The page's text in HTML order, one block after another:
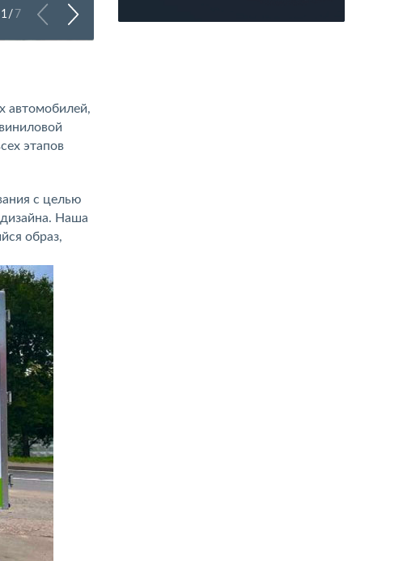
1/ 7
автомобилей,
этапов
с целью
Наша
образ,